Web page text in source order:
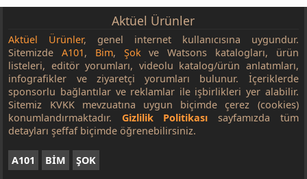
Aktüel Ürünler
Aktüel Ürünler, genel internet kullanıcısına uygundur.
SitemizdeA101, Bim, Şokve Watsons katalogları, ürün
listeleri, editör yorumları, videolu katalog/ürün anlatımları,
infografikler ve ziyaretçi yorumları bulunur. İçeriklerde
sponsorlu bağlantılar ve reklamlar ile işbirlikleri yer alabilir.
Sitemiz KVKK mevzuatına uygun biçimde çerez (cookies)
konumlandırmaktadır. Gizlilik Politikası sayfamızda tüm
detayları şeffaf biçimde öğrenebilirsiniz.
A101 BİM ŞOK